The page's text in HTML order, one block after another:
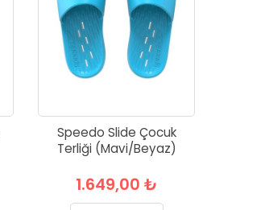
Speedo Slide Çocuk
Terliği (Mavi/Beyaz)
1.649,00 ₺